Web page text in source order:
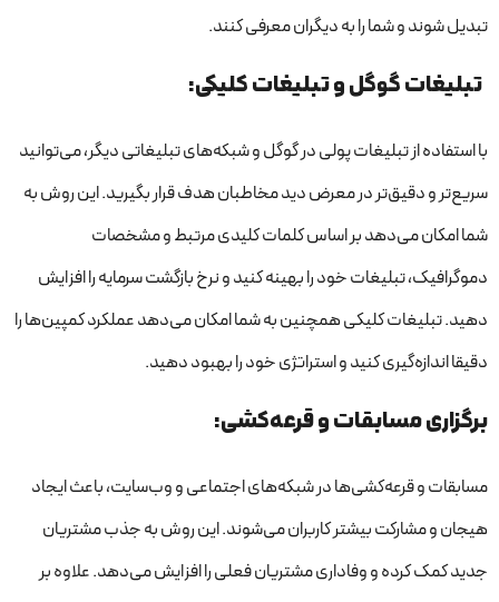
تبدیل شوند و شما را به دیگران معرفی کنند.
تبلیغات گوگل و تبلیغات کلیکی:
با استفاده از تبلیغات پولی در گوگل و شبکه‌های تبلیغاتی دیگر، می‌توانید
سریع‌تر و دقیق‌تر در معرض دید مخاطبان هدف قرار بگیرید. این روش به
شما امکان می‌دهد بر اساس کلمات کلیدی مرتبط و مشخصات
دموگرافیک، تبلیغات خود را بهینه کنید و نرخ بازگشت سرمایه را افزایش
دهید. تبلیغات کلیکی همچنین به شما امکان می‌دهد عملکرد کمپین‌ها را
دقیقا اندازه‌گیری کنید و استراتژی خود را بهبود دهید.
برگزاری مسابقات و قرعه‌کشی:
مسابقات و قرعه‌کشی‌ها در شبکه‌های اجتماعی و وب‌سایت، باعث ایجاد
هیجان و مشارکت بیشتر کاربران می‌شوند. این روش به جذب مشتریان
جدید کمک کرده و وفاداری مشتریان فعلی را افزایش می‌دهد. علاوه بر